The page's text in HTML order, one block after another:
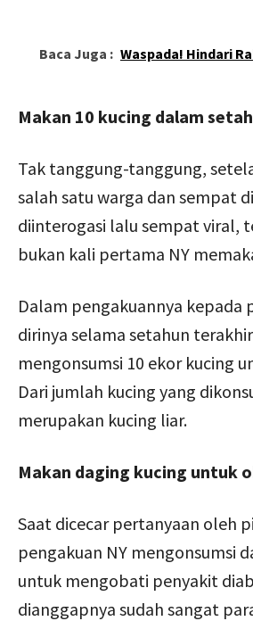
Baca Juga : Waspada! Hindari
Makan 10 kucing dalam
Tak tanggung-tanggung,
salah satu warga dan sempat
diinterogasi lalu sempat viral,
bukan kali pertama NY
Dalam pengakuannya kepada
dirinya selama setahun
mengonsumsi 10 ekor kucing
Dari jumlah kucing yang
merupakan kucing liar.
Makan daging kucing untuk
Saat dicecar pertanyaan oleh
pengakuan NY mengonsumsi
untuk mengobati penyakit
dianggapnya sudah sangat